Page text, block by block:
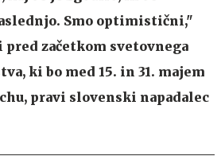
Smo optimistični,"
začetkom svetovnega
ki bo med 15. in 31. majem
pravi slovenski napadalec